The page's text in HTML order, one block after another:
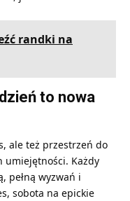
randki na
to nowa
ale też przestrzeń do
umiejętności. Każdy
pełną wyzwań i
sobota na epickie